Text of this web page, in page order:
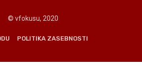
© vfokusu, 2020
POLITIKA ZASEBNOSTI